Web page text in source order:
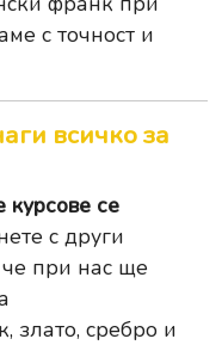
с точност и
всичко за
курсове се
с други
при нас ще
злато, сребро и